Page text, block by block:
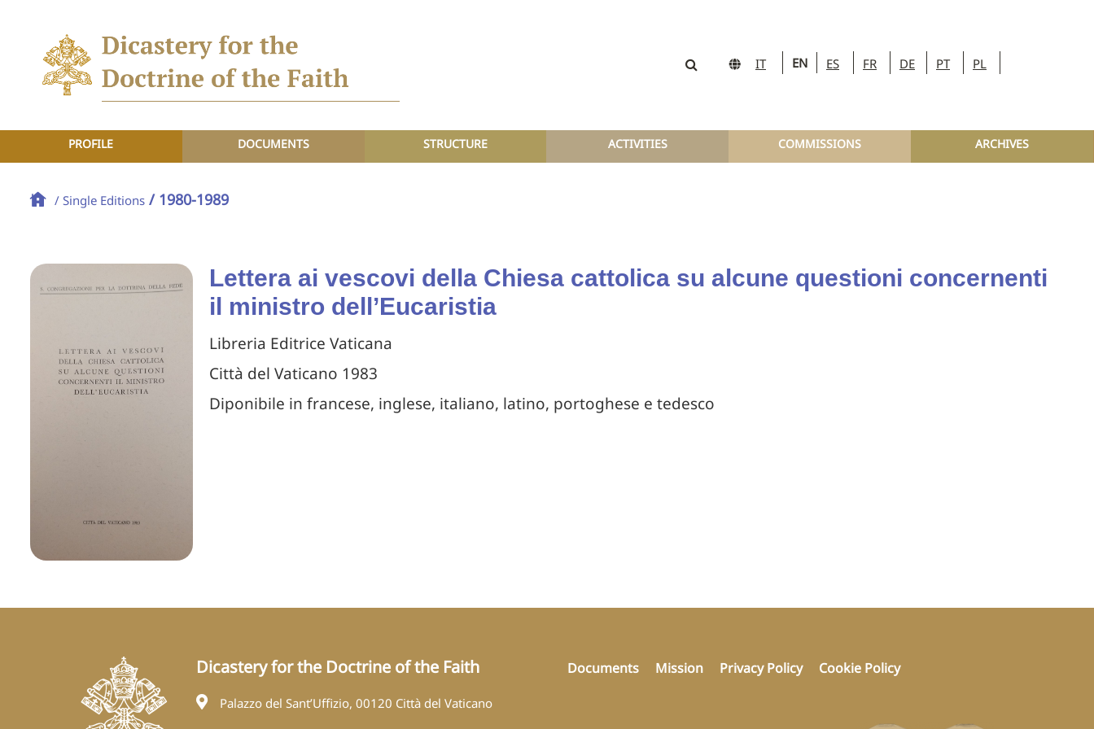
IT EN ES FR DE PT PL
PROFILE DOCUMENTS STRUCTURE ACTIVITIES COMMISSIONS ARCHIVES
/ Single Editions / 1980-1989
Lettera ai vescovi della Chiesa cattolica su alcune questioni concernenti
il ministro dell’Eucaristia
Libreria Editrice Vaticana
Città del Vaticano 1983
Diponibile in francese, inglese, italiano, latino, portoghese e tedesco
Dicastery for the Doctrine of the Faith
Palazzo del Sant’Uffizio, 00120 Città del Vaticano
Documents Mission Privacy Policy Cookie Policy